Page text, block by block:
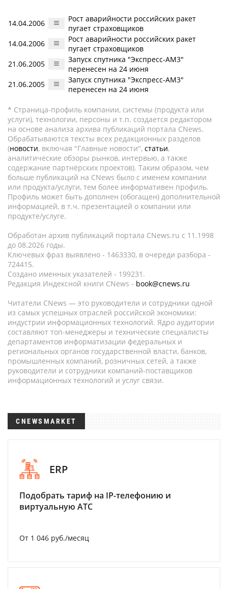
14.04.2006
Рост аварийности российских ракет
пугает страховщиков
14.04.2006
Рост аварийности российских ракет
пугает страховщиков
21.06.2005
Запуск спутника "Экспресс-АМ3"
перенесен на 24 июня
21.06.2005
Запуск спутника "Экспресс-АМ3"
перенесен на 24 июня
* Страница-профиль компании, системы (продукта или
услуги), технологии, персоны и т.п. создается редактором
на основе анализа архива публикаций портала CNews.
Обрабатываются тексты всех редакционных разделов
(новости, включая "Главные новости", статьи,
аналитические обзоры рынков, интервью, а также
содержание партнёрских проектов). Таким образом, чем
больше публикаций на CNews было с именем компании
или продукта/услуги, тем более информативен профиль.
Профиль может быть дополнен (обогащен) дополнительной
информацией, в т.ч. презентацией о компании или
продукте/услуге.
Обработан архив публикаций портала CNews.ru c 11.1998
до 08.2026 годы.
Ключевых фраз выявлено - 1463330, в очереди разбора -
724415.
Создано именных указателей - 199231.
Редакция Индексной книги CNews - book@cnews.ru
Читатели CNews — это руководители и сотрудники одной
из самых успешных отраслей российской экономики:
индустрии информационных технологий. Ядро аудитории
составляют топ-менеджеры и технические специалисты
департаментов информатизации федеральных и
региональных органов государственной власти, банков,
промышленных компаний, розничных сетей, а также
руководители и сотрудники компаний-поставщиков
информационных технологий и услуг связи.
CNEWSMARKET
ERP
Подобрать тариф на IP-телефонию и
виртуальную АТС
От 1 046 руб./месяц